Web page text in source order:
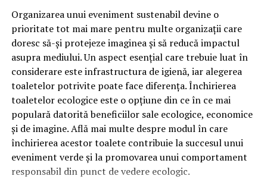
tehnologiile proprii și pentru numărul mare de aprobări
OEM.
Ce înseamnă Ravenol VMP?
DenumireaVMPidentifică o gamă de uleiuri dezvoltate
pentru motoare moderne care necesită performanțe
ridicate și compatibilitate cu numeroase specificații ale
constructorilor auto.
Acest produs este destinat în special motoarelor
moderne pe benzină și diesel, inclusiv celor echipate cu:
Organizarea unui eveniment sustenabil devine o
prioritate tot mai mare pentru multe organizații care
doresc să-și protejeze imaginea și să reducă impactul
asupra mediului. Un aspect esențial care trebuie luat în
considerare este infrastructura de igienă, iar alegerea
toaletelor potrivite poate face diferența. Închirierea
toaletelor ecologice este o opțiune din ce în ce mai
populară datorită beneficiilor sale ecologice, economice
și de imagine. Află mai multe despre modul în care
închirierea acestor toalete contribuie la succesul unui
eveniment verde și la promovarea unui comportament
responsabil din punct de vedere ecologic.